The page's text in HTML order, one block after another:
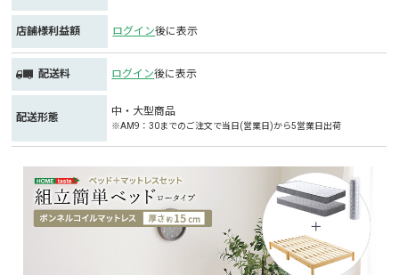
店舗様利益額 ログイン後に表示
配送料 ログイン後に表示
配送形態 中・大型商品
※AM9：30までのご注文で当日(営業日)から5営業日出荷